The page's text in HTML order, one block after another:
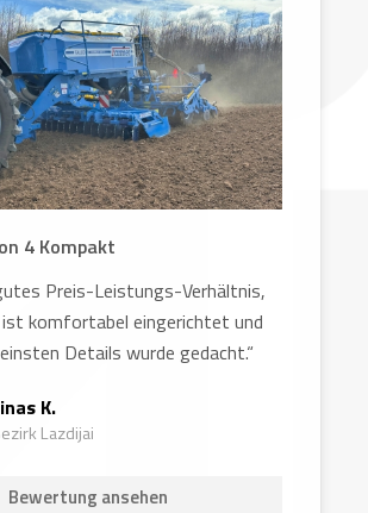
4 Kompakt
Preis-Leistungs-Verhältnis,
ist komfortabel eingerichtet und
Details wurde gedacht.“
K.
Lazdijai
Bewertung ansehen